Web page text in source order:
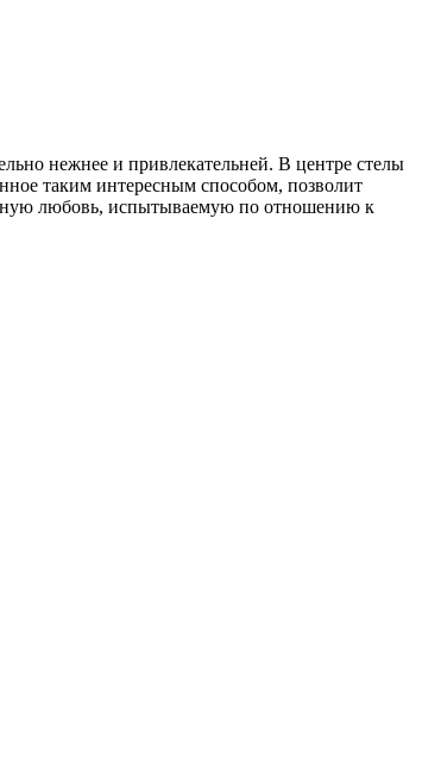
нежнее и привлекательней. В центре стелы
таким интересным способом, позволит
любовь, испытываемую по отношению к